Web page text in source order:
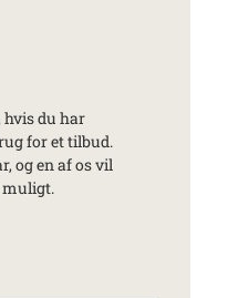
hvis du har
for et tilbud.
og en af os vil